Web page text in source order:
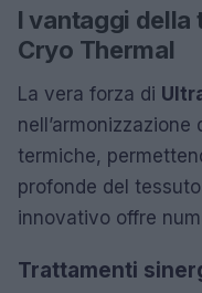
I vantaggi della
Cryo Thermal
La vera forza di
termiche,
profonde del
innovativo offre
Trattamenti